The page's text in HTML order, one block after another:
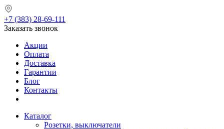
+7 (383) 28-69-111
Заказать звонок
Акции
Оплата
Доставка
Гарантии
Блог
Контакты
Каталог
Розетки, выключатели